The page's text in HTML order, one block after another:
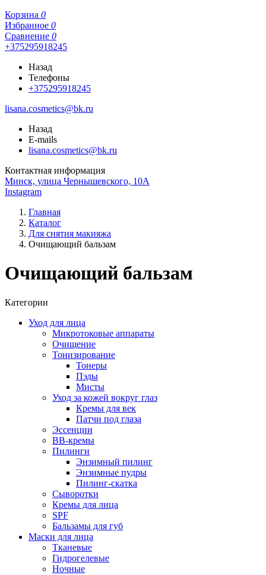
Корзина 0
Избранное 0
Сравнение 0
+375295918245
Назад
Телефоны
+375295918245
lisana.cosmetics@bk.ru
Назад
E-mails
lisana.cosmetics@bk.ru
Контактная информация
Минск, улица Чернышевского, 10А
Instagram
Главная
Каталог
Для снятия макияжа
Очищающий бальзам
Очищающий бальзам
Категории
Уход для лица
Микротоковые аппараты
Очищение
Тонизирование
Тонеры
Пэды
Мисты
Уход за кожей вокруг глаз
Кремы для век
Патчи под глаза
Эссенции
ВВ-кремы
Пилинги
Энзимный пилинг
Энзимные пудры
Пилинг-скатка
Сыворотки
Кремы для лица
SPF
Бальзамы для губ
Маски для лица
Тканевые
Гидрогелевые
Ночные